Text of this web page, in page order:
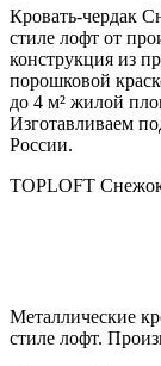
Кровать-чердак
стиле лофт от
конструкция из
порошковой
до 4 м² жилой
Изготавливаем
России.
TOPLOFT
Металлические
стиле лофт.